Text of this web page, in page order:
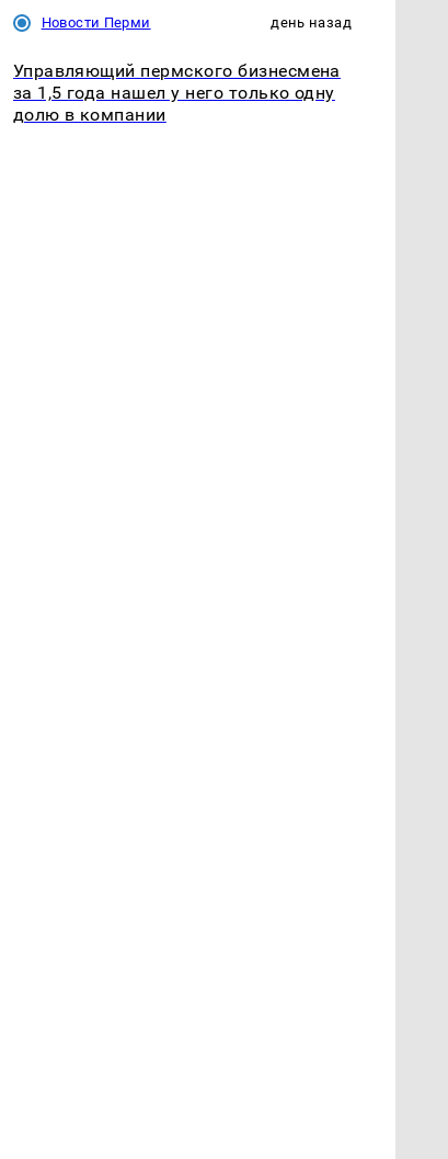
Новости Перми день назад
Управляющий пермского бизнесмена
за 1,5 года нашел у него только одну
долю в компании